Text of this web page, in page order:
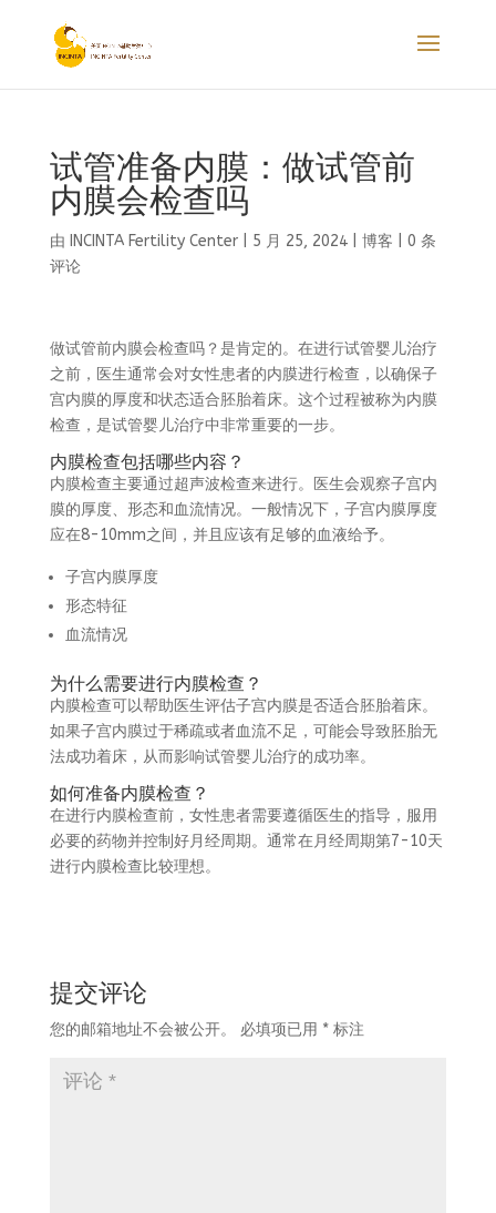
试管准备内膜：做试管前
内膜会检查吗
由 INCINTA Fertility Center| 5 月 25, 2024| 博客
0 条
评论
做试管前内膜会检查吗？是肯定的。在进行试管婴儿治疗
之前，医生通常会对女性患者的内膜进行检查，以确保子
宫内膜的厚度和状态适合胚胎着床。这个过程被称为内膜
检查，是试管婴儿治疗中非常重要的一步。
内膜检查包括哪些内容？
内膜检查主要通过超声波检查来进行。医生会观察子宫内
膜的厚度、形态和血流情况。一般情况下，子宫内膜厚度
应在8-10mm之间，并且应该有足够的血液给予。
子宫内膜厚度
形态特征
血流情况
为什么需要进行内膜检查？
内膜检查可以帮助医生评估子宫内膜是否适合胚胎着床。
如果子宫内膜过于稀疏或者血流不足，可能会导致胚胎无
法成功着床，从而影响试管婴儿治疗的成功率。
如何准备内膜检查？
在进行内膜检查前，女性患者需要遵循医生的指导，服用
必要的药物并控制好月经周期。通常在月经周期第7-10天
进行内膜检查比较理想。
提交评论
您的邮箱地址不会被公开。 必填项已用 *标注